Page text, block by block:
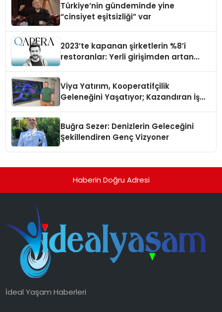
Türkiye’nin gündeminde yine
“cinsiyet eşitsizliği” var
2023’te kapanan şirketlerin %8’i
restoranlar: Yerli girişimden artan
Viya Yatırım, Kooperatifçilik
Geleneğini Yaşatıyor; Kazandıran İş
Buğra Sezer: Denizlerin Geleceğini
Şekillendiren Genç Vizyoner
Haberin Doğru Adresi
İdeal Yaşam Haberleri